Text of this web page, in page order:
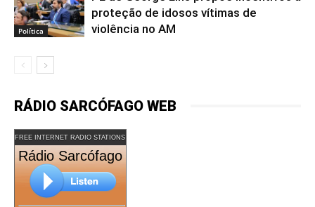
Política
proteção de idosos vítimas de
violência no AM
RÁDIO SARCÓFAGO WEB
FREE INTERNET RADIO STATIONS
Rádio Sarcófago